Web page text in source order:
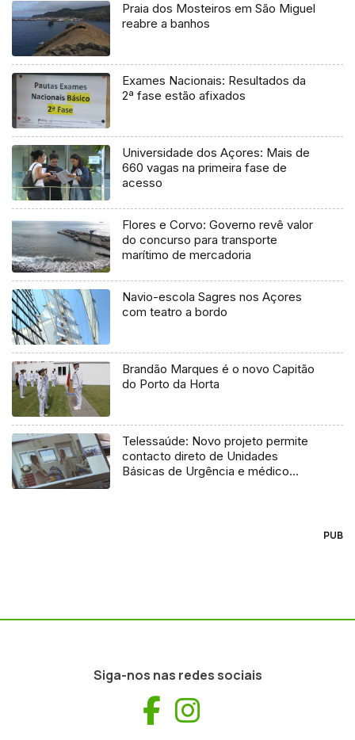
Praia dos Mosteiros em São Miguel
reabre a banhos
Exames Nacionais: Resultados da
2ª fase estão afixados
Universidade dos Açores: Mais de
660 vagas na primeira fase de
acesso
Flores e Corvo: Governo revê valor
do concurso para transporte
marítimo de mercadoria
Navio-escola Sagres nos Açores
com teatro a bordo
Brandão Marques é o novo Capitão
do Porto da Horta
Telessaúde: Novo projeto permite
contacto direto de Unidades
Básicas de Urgência e médico
PUB
Siga-nos nas redes sociais
Facebook